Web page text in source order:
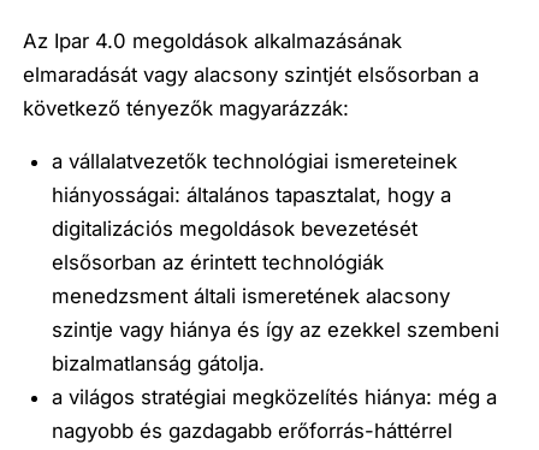
Az Ipar 4.0 megoldások alkalmazásának
elmaradását vagy alacsony szintjét elsősorban a
következő tényezők magyarázzák:
a vállalatvezetők technológiai ismereteinek
hiányosságai: általános tapasztalat, hogy a
digitalizációs megoldások bevezetését
elsősorban az érintett technológiák
menedzsment általi ismeretének alacsony
szintje vagy hiánya és így az ezekkel szembeni
bizalmatlanság gátolja.
a világos stratégiai megközelítés hiánya: még a
nagyobb és gazdagabb erőforrás-háttérrel